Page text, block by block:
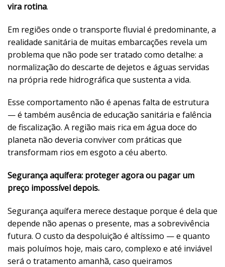
vira rotina.
Em regiões onde o transporte fluvial é predominante, a
realidade sanitária de muitas embarcações revela um
problema que não pode ser tratado como detalhe: a
normalização do descarte de dejetos e águas servidas
na própria rede hidrográfica que sustenta a vida.
Esse comportamento não é apenas falta de estrutura
— é também ausência de educação sanitária e falência
de fiscalização. A região mais rica em água doce do
planeta não deveria conviver com práticas que
transformam rios em esgoto a céu aberto.
Segurança aquífera: proteger agora ou pagar um
preço impossível depois.
Segurança aquífera merece destaque porque é dela que
depende não apenas o presente, mas a sobrevivência
futura. O custo da despoluição é altíssimo — e quanto
mais poluímos hoje, mais caro, complexo e até inviável
será o tratamento amanhã, caso queiramos